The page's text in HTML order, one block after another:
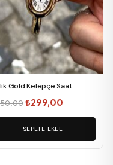
Gold Kelepçe Saat
Orijinal
fiyat:
₺350,00.
₺299,00
andaki
₺299,00.
SEPETE EKLE